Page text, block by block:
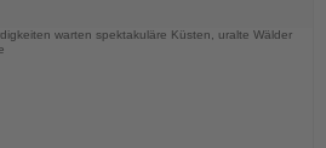
warten spektakuläre Küsten, uralte Wälder